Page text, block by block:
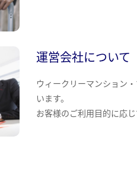
運営会社について
ウィークリーマンション
います。
お客様のご利用目的に応